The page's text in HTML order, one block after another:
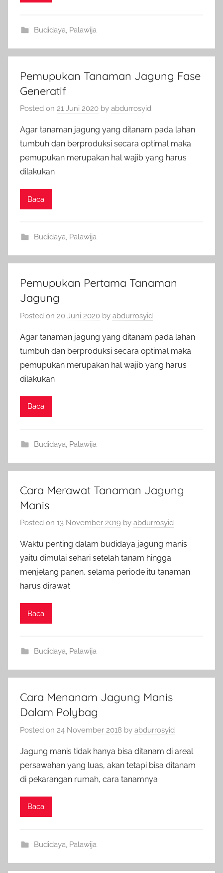
Budidaya Palawija
Pemupukan Tanaman Jagung Fase
Generatif
Posted on 21 Juni 2020 by abdurrosyid
Agar tanaman jagung yang ditanam pada lahan
tumbuh dan berproduksi secara optimal maka
pemupukan merupakan hal wajib yang harus
dilakukan
Baca
Budidaya, Palawija
Pemupukan Pertama Tanaman
Jagung
Posted on 20 Juni 2020 by abdurrosyid
Agar tanaman jagung yang ditanam pada lahan
tumbuh dan berproduksi secara optimal maka
pemupukan merupakan hal wajib yang harus
dilakukan
Baca
Budidaya Palawija
Cara Merawat Tanaman Jagung
Manis
Posted on 13 November 2019 by abdurrosyid
Waktu penting dalam budidaya jagung manis
yaitu dimulai sehari setelah tanam hingga
menjelang panen, selama periode itu tanaman
harus dirawat
Baca
Budidaya, Palawija
Cara Menanam Jagung Manis
Dalam Polybag
Posted on 24 November 2018 by abdurrosyid
Jagung manis tidak hanya bisa ditanam di areal
persawahan yang luas, akan tetapi bisa ditanam
di pekarangan rumah, cara tanamnya
Baca
Budidaya Palawija